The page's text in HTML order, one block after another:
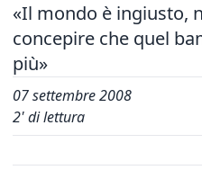
«Il mondo è ingiusto,
concepire che quel
più»
07 settembre 2008
2' di lettura